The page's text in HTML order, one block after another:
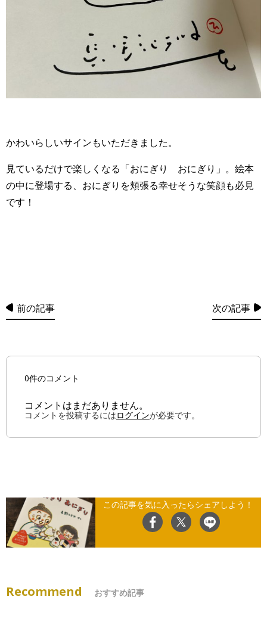
かわいらしいサインもいただきました。
見ているだけで楽しくなる「おにぎり おにぎり」。絵本
の中に登場する、おにぎりを頬張る幸せそうな笑顔も必見
です！
前の記事 次の記事
0件のコメント
コメントはまだありません。
コメントを投稿するにはログインが必要です。
この記事を気に入ったらシェアしよう！
Recommend おすすめ記事